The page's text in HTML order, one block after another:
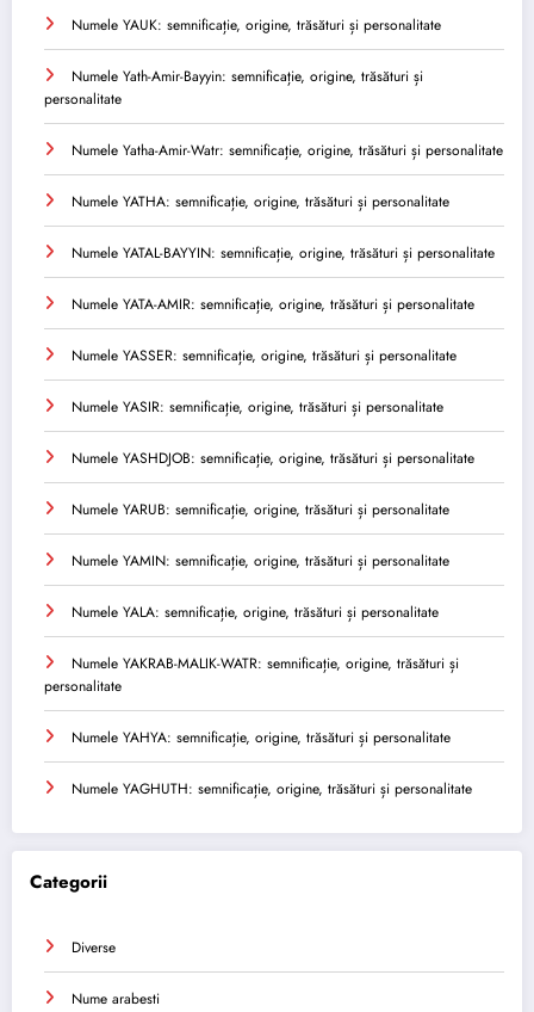
Numele YAUK: semnificație, origine, trăsături și personalitate
Numele Yath-Amir-Bayyin: semnificație, origine, trăsături și
personalitate
Numele Yatha-Amir-Watr: semnificație, origine, trăsături și personalitate
Numele YATHA: semnificație, origine, trăsături și personalitate
Numele YATAL-BAYYIN: semnificație, origine, trăsături și personalitate
Numele YATA-AMIR: semnificație, origine, trăsături și personalitate
Numele YASSER: semnificație, origine, trăsături și personalitate
Numele YASIR: semnificație, origine, trăsături și personalitate
Numele YASHDJOB: semnificație, origine, trăsături și personalitate
Numele YARUB: semnificație, origine, trăsături și personalitate
Numele YAMIN: semnificație, origine, trăsături și personalitate
Numele YALA: semnificație, origine, trăsături și personalitate
Numele YAKRAB-MALIK-WATR: semnificație, origine, trăsături și
personalitate
Numele YAHYA: semnificație, origine, trăsături și personalitate
Numele YAGHUTH: semnificație, origine, trăsături și personalitate
Categorii
Diverse
Nume arabesti